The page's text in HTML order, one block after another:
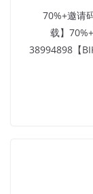
【唯客-App下载
载】
38994898【